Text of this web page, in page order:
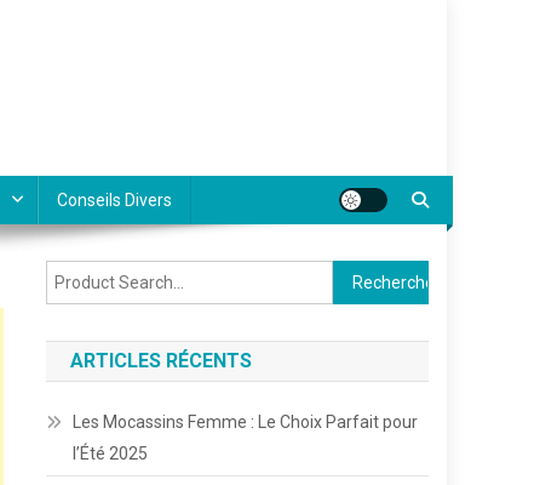
Conseils Divers
Rechercher :
ARTICLES RÉCENTS
Les Mocassins Femme : Le Choix Parfait pour
l’Été 2025